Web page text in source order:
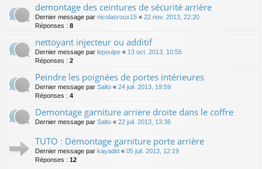
demontage des ceintures de sécurité arrière
Dernier message par nicolasroux15 « 22 nov. 2013, 22:20
Réponses : 8
nettoyant injecteur ou additif
Dernier message par lepoulpe « 13 oct. 2013, 10:55
Réponses : 2
Peindre les poignées de portes intérieures
Dernier message par Salto « 24 juil. 2013, 19:59
Réponses : 4
Demontage garniture arriere droite dans le coffre
Dernier message par Salto « 22 juil. 2013, 13:36
TUTO : Démontage garniture porte arrière
Dernier message par kayadid « 05 juil. 2013, 12:19
Réponses : 12